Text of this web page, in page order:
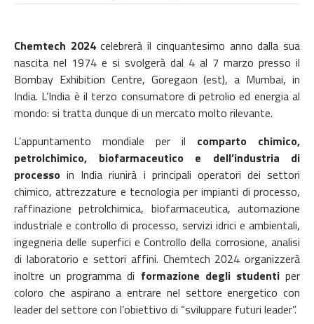
Chemtech 2024celebrerà il cinquantesimo anno dalla sua
nascita nel 1974 e si svolgerà dal 4 al 7 marzo presso il
Bombay Exhibition Centre, Goregaon (est), a Mumbai, in
India. L’India è il terzo consumatore di petrolio ed energia al
mondo: si tratta dunque di un mercato molto rilevante.
L’appuntamento mondiale per il comparto chimico,
petrolchimico, biofarmaceutico e dell’industria di
processo in India riunirà i principali operatori dei settori
chimico, attrezzature e tecnologia per impianti di processo,
raffinazione petrolchimica, biofarmaceutica, automazione
industriale e controllo di processo, servizi idrici e ambientali,
ingegneria delle superfici e Controllo della corrosione, analisi
di laboratorio e settori affini. Chemtech 2024 organizzerà
inoltre un programma di formazione degli studentiper
coloro che aspirano a entrare nel settore energetico con
leader del settore con l’obiettivo di “sviluppare futuri leader”.